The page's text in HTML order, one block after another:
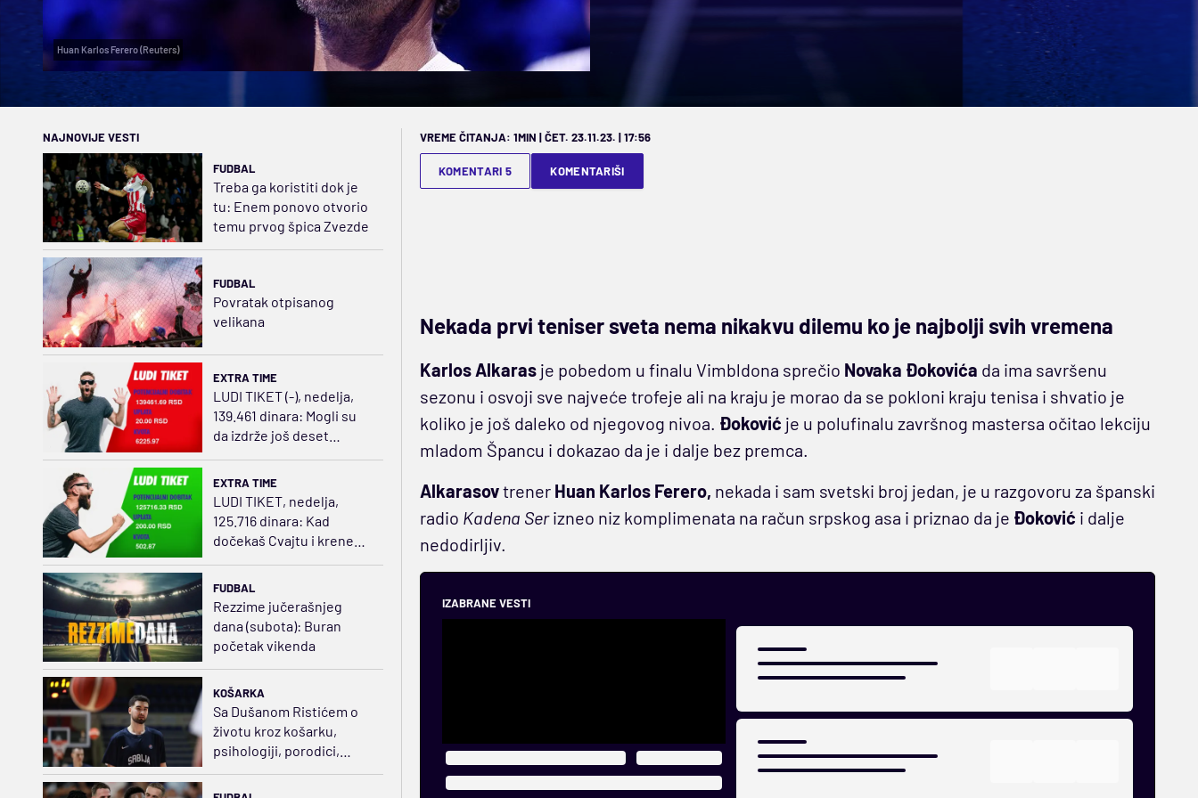
Huan Karlos Ferero (Reuters)
NAJNOVIJE VESTI
FUDBAL
Treba ga koristiti dok je
tu: Enem ponovo otvorio
temu prvog špica Zvezde
FUDBAL
Povratak otpisanog
velikana
EXTRA TIME
LUDI TIKET (-), nedelja,
139.461 dinara: Mogli su
da izdrže još deset
EXTRA TIME
LUDI TIKET, nedelja,
125.716 dinara: Kad
dočekaš Cvajtu i kreneš
FUDBAL
Rezzime jučerašnjeg
dana (subota): Buran
početak vikenda
KOŠARKA
Sa Dušanom Ristićem o
životu kroz košarku,
psihologiji, porodici,
VREME ČITANJA: 1MIN | ČET. 23.11.23. | 17:56
KOMENTARI 5 KOMENTARIŠI
Nekada prvi teniser sveta nema nikakvu dilemu ko je najbolji svih vremena
Karlos Alkaras je pobedom u finalu Vimbldona sprečio Novaka Đokovića da ima savršenu
sezonu i osvoji sve najveće trofeje ali na kraju je morao da se pokloni kraju tenisa i shvatio je
koliko je još daleko od njegovog nivoa. Đoković je u polufinalu završnog mastersa očitao lekciju
mladom Špancu i dokazao da je i dalje bez premca.
Alkarasovtrener Huan Karlos Ferero, nekada i sam svetski broj jedan, je u razgovoru za španski
radio Kadena Serizneo niz komplimenata na račun srpskog asa i priznao da je Đoković i dalje
nedodirljiv.
IZABRANE VESTI